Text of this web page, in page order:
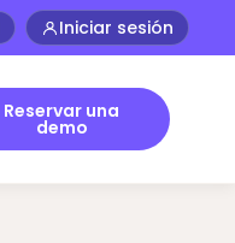
Iniciar sesión
Reservar una
demo